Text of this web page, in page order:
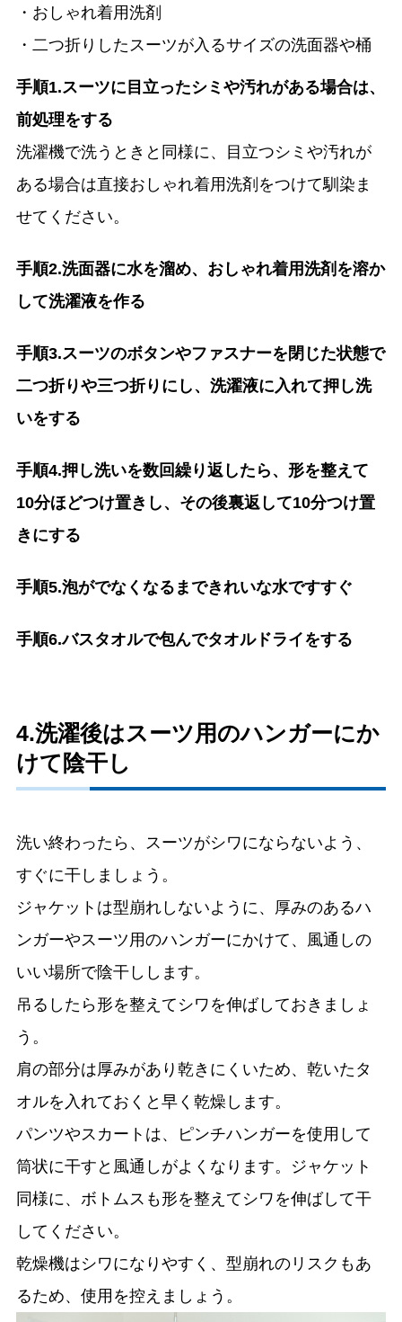
・おしゃれ着用洗剤
・二つ折りしたスーツが入るサイズの洗面器や桶
手順1.スーツに目立ったシミや汚れがある場合は、
前処理をする
洗濯機で洗うときと同様に、目立つシミや汚れが
ある場合は直接おしゃれ着用洗剤をつけて馴染ま
せてください。
手順2.洗面器に水を溜め、おしゃれ着用洗剤を溶か
して洗濯液を作る
手順3.スーツのボタンやファスナーを閉じた状態で
二つ折りや三つ折りにし、洗濯液に入れて押し洗
いをする
手順4.押し洗いを数回繰り返したら、形を整えて
10分ほどつけ置きし、その後裏返して10分つけ置
きにする
手順5.泡がでなくなるまできれいな水ですすぐ
手順6.バスタオルで包んでタオルドライをする
4.洗濯後はスーツ用のハンガーにか
けて陰干し
洗い終わったら、スーツがシワにならないよう、
すぐに干しましょう。
ジャケットは型崩れしないように、厚みのあるハ
ンガーやスーツ用のハンガーにかけて、風通しの
いい場所で陰干しします。
吊るしたら形を整えてシワを伸ばしておきましょ
う。
肩の部分は厚みがあり乾きにくいため、乾いたタ
オルを入れておくと早く乾燥します。
パンツやスカートは、ピンチハンガーを使用して
筒状に干すと風通しがよくなります。ジャケット
同様に、ボトムスも形を整えてシワを伸ばして干
してください。
乾燥機はシワになりやすく、型崩れのリスクもあ
るため、使用を控えましょう。